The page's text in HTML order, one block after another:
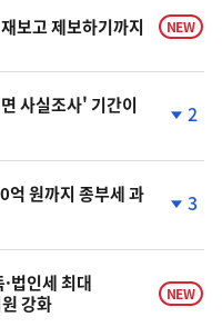
보고 제보하기까지 NEW
사실조사' 기간이
2
원까지 종부세 과
락
3
법인세 최대
강화
NEW